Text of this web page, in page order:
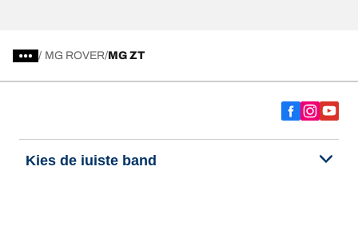
/ MG ROVER MG ZT
Kies de juiste band